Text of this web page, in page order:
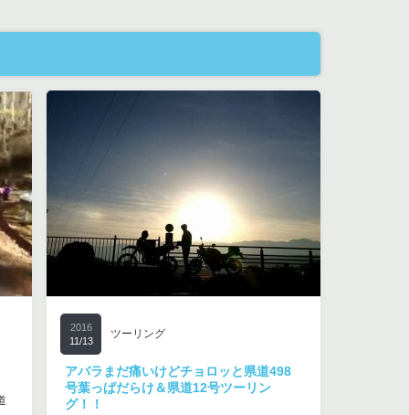
2016
11/13
ツーリング
アバラまだ痛いけどチョロッと県道498
号葉っぱだらけ＆県道12号ツーリン
グ！！